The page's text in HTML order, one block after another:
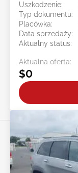
Uszkodzenie:
Typ dokumentu:
Placówka:
Data sprzedaży:
Aktualny status:
Aktualna oferta:
$0